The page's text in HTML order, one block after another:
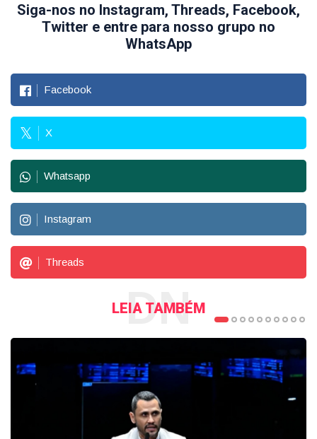
Siga-nos no Instagram, Threads, Facebook,
Twitter e entre para nosso grupo no
WhatsApp
Facebook
X
Whatsapp
Instagram
Threads
LEIA TAMBÉM
DN